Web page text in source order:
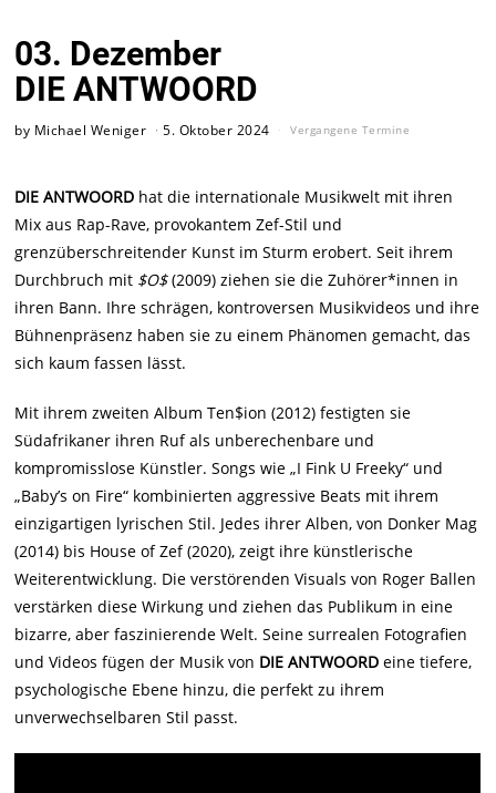
03. Dezember
DIE ANTWOORD
by Michael Weniger 5. Oktober 2024 Vergangene Termine
DIE ANTWOORD hat die internationale Musikwelt mit ihren
Mix aus Rap-Rave, provokantem Zef-Stil und
grenzüberschreitender Kunst im Sturm erobert. Seit ihrem
Durchbruch mit $O$(2009) ziehen sie die Zuhörer*innen in
ihren Bann. Ihre schrägen, kontroversen Musikvideos und ihre
Bühnenpräsenz haben sie zu einem Phänomen gemacht, das
sich kaum fassen lässt.
Mit ihrem zweiten Album Ten$ion (2012) festigten sie
Südafrikaner ihren Ruf als unberechenbare und
kompromisslose Künstler. Songs wie „I Fink U Freeky“ und
„Baby’s on Fire“ kombinierten aggressive Beats mit ihrem
einzigartigen lyrischen Stil. Jedes ihrer Alben, von Donker Mag
(2014) bis House of Zef (2020), zeigt ihre künstlerische
Weiterentwicklung. Die verstörenden Visuals von Roger Ballen
verstärken diese Wirkung und ziehen das Publikum in eine
bizarre, aber faszinierende Welt. Seine surrealen Fotografien
und Videos fügen der Musik von DIE ANTWOORD eine tiefere,
psychologische Ebene hinzu, die perfekt zu ihrem
unverwechselbaren Stil passt.